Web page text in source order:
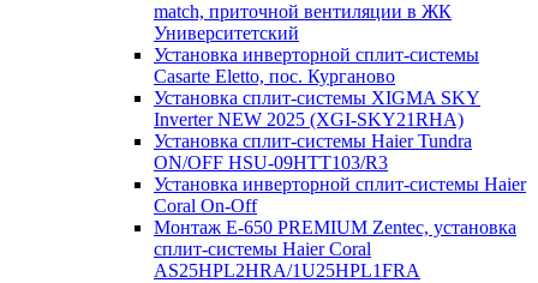
match, приточной вентиляции в ЖК
Университетский
Установка инверторной сплит-системы
Casarte Eletto, пос. Курганово
Установка сплит-системы XIGMA SKY
Inverter NEW 2025 (XGI-SKY21RHA)
Установка сплит-системы Haier Tundra
ON/OFF HSU-09HTT103/R3
Установка инверторной сплит-системы Haier
Coral On-Off
Монтаж E-650 PREMIUM Zentec, установка
сплит-системы Haier Coral
AS25HPL2HRA/1U25HPL1FRA